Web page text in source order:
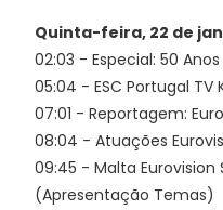
Quinta-feira, 22 de
02:03 - Especial: 50
05:04 - ESC Portugal TV
07:01 - Reportagem:
08:04 - Atuações
09:45 - Malta Eurovision
(Apresentação Temas)